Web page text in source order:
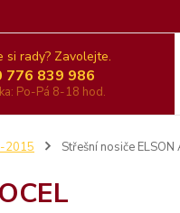
si rady? Zavolejte.
776 839 986
Po-Pá 8-18 hod.
2015 Střešní nosiče